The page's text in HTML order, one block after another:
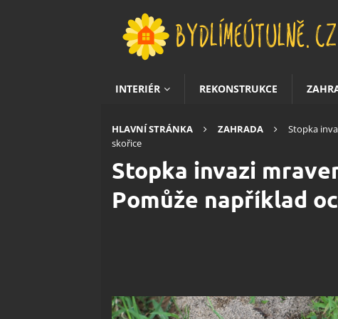
INTERIÉR REKONSTRUKCE
HLAVNÍ STRÁNKA ZAHRADA
Stopka
skořice
Stopka invazi
Pomůže například